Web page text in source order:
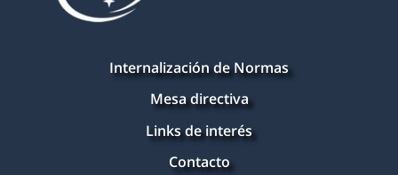
Internalización de Normas
Mesa directiva
Links de interés
Contacto